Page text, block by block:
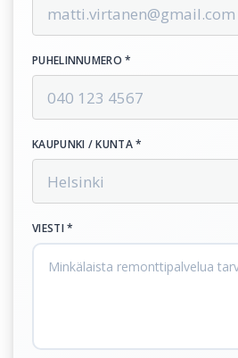
PUHELINNUMERO *
KAUPUNKI / KUNTA *
VIESTI *